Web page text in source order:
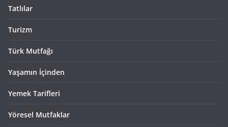
Tatlılar
Turizm
Türk Mutfağı
Yaşamın İçinden
Yemek Tarifleri
Yöresel Mutfaklar